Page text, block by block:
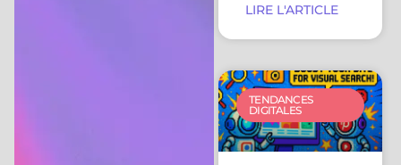
LIRE L'ARTICLE
TENDANCES
DIGITALES